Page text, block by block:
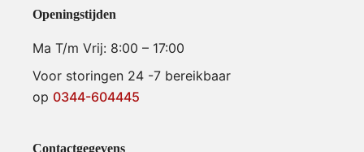
Openingstijden
Ma T/m Vrij: 8:00 – 17:00
Voor storingen 24 -7 bereikbaar
op 0344-604445
Contactgegevens